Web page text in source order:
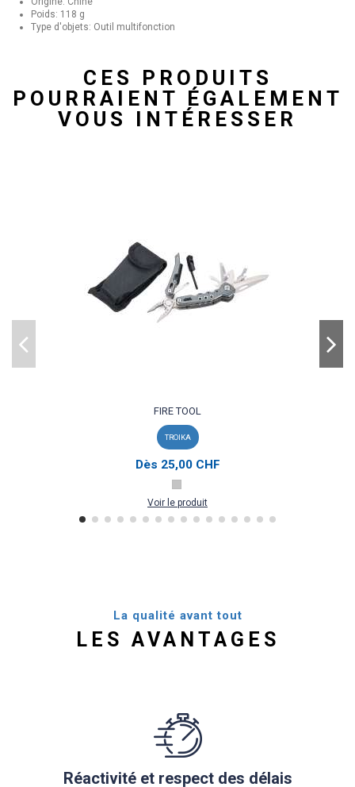
Poids: 118 g
Type d'objets: Outil multifonction
CES PRODUITS
POURRAIENT ÉGALEMENT
VOUS INTÉRESSER
FIRE TOOL
TROIKA
Dès 25,00 CHF
Voir le produit
La qualité avant tout
LES AVANTAGES
Réactivité et respect des délais